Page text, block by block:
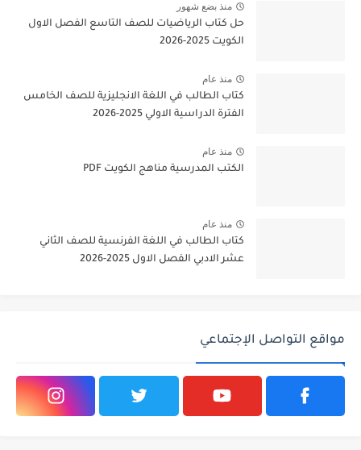
منذ بضع شهور
حل كتاب الرياضيات للصف التاسع الفصل الاول
الكويت 2025-2026
منذ عام
كتاب الطالب في اللغة الانجليزية للصف الخامس
الفترة الدراسية الاولي 2025-2026
منذ عام
الكتب المدرسية مناهج الكويت PDF
منذ عام
كتاب الطالب في اللغة الفرنسية للصف الثاني
عشر الادبي الفصل الاول 2025-2026
مواقع التواصل الإجتماعي